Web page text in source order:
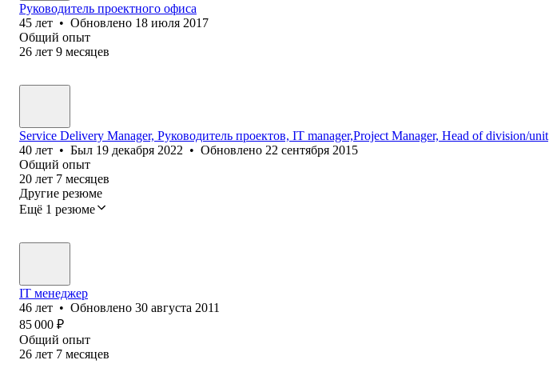
Руководитель проектного офиса
45 лет • Обновлено 18 июля 2017
Общий опыт
26 лет 9 месяцев
Service Delivery Manager, Руководитель проектов, IT manager,Project Manager, Head of division/unit
40 лет • Был 19 декабря 2022 • Обновлено 22 сентября 2015
Общий опыт
20 лет 7 месяцев
Другие резюме
Ещё 1 резюме
IT менеджер
46 лет • Обновлено 30 августа 2011
85 000 ₽
Общий опыт
26 лет 7 месяцев